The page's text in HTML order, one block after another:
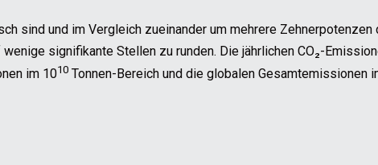
sind und im Vergleich zueinander um mehrere
signifikante Stellen zu runden. Die jährlichen CO₂-
im 1010 Tonnen-Bereich und die globalen Gesamtemissionen